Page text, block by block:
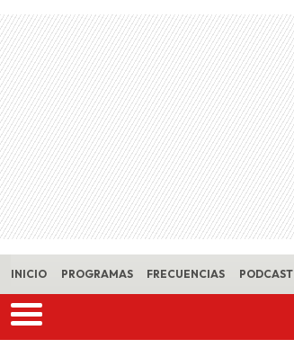
Skip to main content
INICIO PROGRAMAS FRECUENCIAS PODCAST